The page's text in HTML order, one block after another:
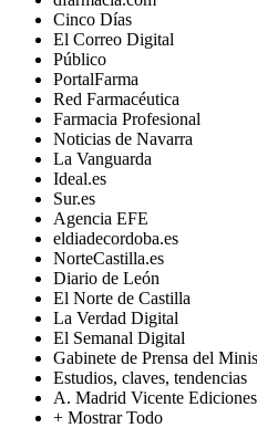
Cinco Días
El Correo Digital
Público
PortalFarma
Red Farmacéutica
Farmacia Profesional
Noticias de Navarra
La Vanguarda
Ideal.es
Sur.es
Agencia EFE
eldiadecordoba.es
NorteCastilla.es
Diario de León
El Norte de Castilla
La Verdad Digital
El Semanal Digital
Gabinete de Prensa del
Estudios, claves, tendencias
A. Madrid Vicente Ediciones
+ Mostrar Todo